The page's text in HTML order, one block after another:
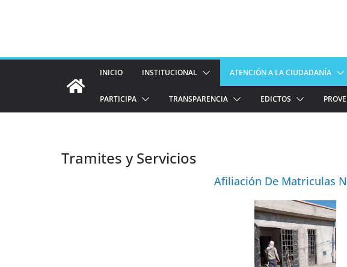
INICIO INSTITUCIONAL ATENCIÓN A LA CIUDADANÍA
PARTICIPA TRANSPARENCIA EDICTOS
Tramites y Servicios
Afiliación De Matriculas